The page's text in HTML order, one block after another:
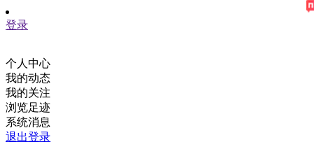
登录
个人中心
我的动态
我的关注
浏览足迹
系统消息
退出登录